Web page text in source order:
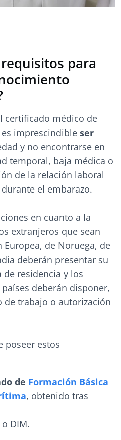
para
certificado médico de
imprescindible ser
y no encontrarse en
temporal, baja médica o
de la relación laboral
el embarazo.
en cuanto a la
extranjeros que sean
de Noruega, de
deberán presentar su
de residencia y los
deberán disponer,
de trabajo o autorización
poseer estos
de Formación Básica
, obtenido tras
o DIM.